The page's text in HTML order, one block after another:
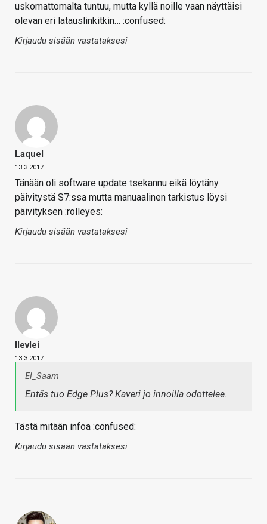
uskomattomalta tuntuu, mutta kyllä noille vaan näyttäisi
olevan eri latauslinkitkin… :confused:
Kirjaudu sisään vastataksesi
Laquel
13.3.2017
Tänään oli software update tsekannu eikä löytäny
päivitystä S7:ssa mutta manuaalinen tarkistus löysi
päivityksen :rolleyes:
Kirjaudu sisään vastataksesi
Ilevlei
13.3.2017
El_Saam
Entäs tuo Edge Plus? Kaveri jo innoilla odottelee.
Tästä mitään infoa :confused:
Kirjaudu sisään vastataksesi